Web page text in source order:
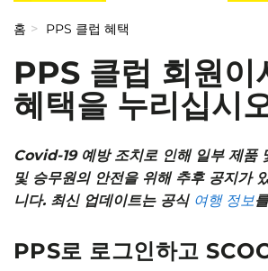
홈 PPS 클럽 혜택
PPS 클럽 회원이
혜택을 누리십시
Covid-19 예방 조치로 인해 일부 제품
및 승무원의 안전을 위해 추후 공지가
니다. 최신 업데이트는 공식 여행 정보
PPS로 로그인하고